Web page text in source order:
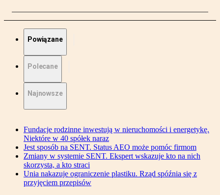
Powiązane
Polecane
Najnowsze
Fundacje rodzinne inwestują w nieruchomości i energetykę.
Niektóre w 40 spółek naraz
Jest sposób na SENT. Status AEO może pomóc firmom
Zmiany w systemie SENT. Ekspert wskazuje kto na nich
skorzysta, a kto straci
Unia nakazuje ograniczenie plastiku. Rząd spóźnia się z
przyjęciem przepisów